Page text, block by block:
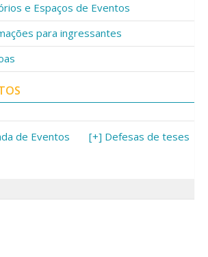
e Espaços de Eventos
para ingressantes
de Eventos [+] Defesas de teses